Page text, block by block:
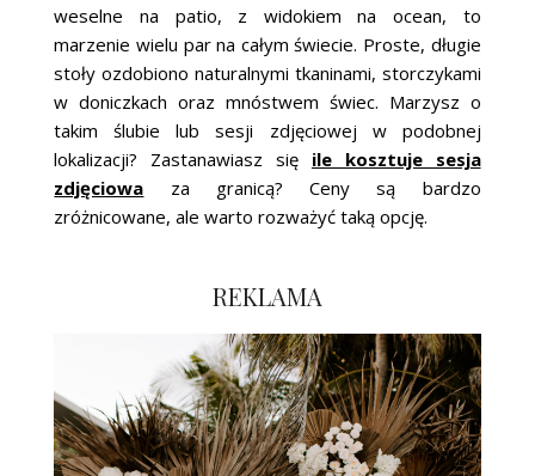
weselne na patio, z widokiem na ocean, to
marzenie wielu par na całym świecie. Proste, długie
stoły ozdobiono naturalnymi tkaninami, storczykami
w doniczkach oraz mnóstwem świec. Marzysz o
takim ślubie lub sesji zdjęciowej w podobnej
lokalizacji? Zastanawiasz się ile kosztuje sesja
zdjęciowa za granicą? Ceny są bardzo
zróżnicowane, ale warto rozważyć taką opcję.
REKLAMA